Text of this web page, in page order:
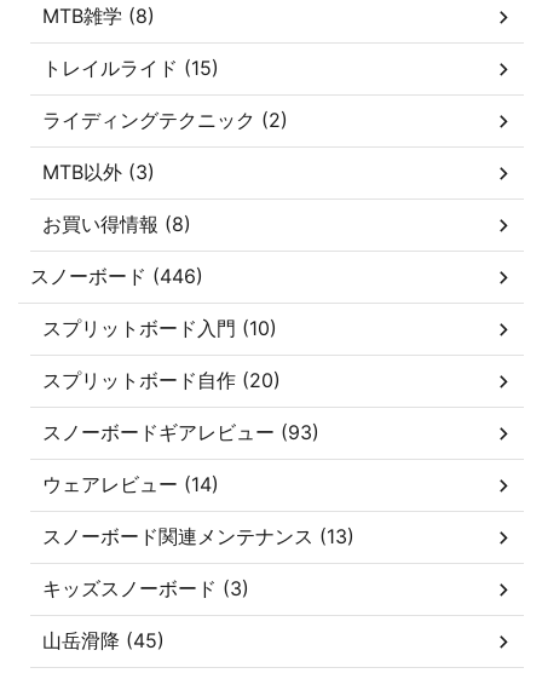
MTB雑学 (8)
トレイルライド (15)
ライディングテクニック (2)
MTB以外 (3)
お買い得情報 (8)
スノーボード (446)
スプリットボード入門 (10)
スプリットボード自作 (20)
スノーボードギアレビュー (93)
ウェアレビュー (14)
スノーボード関連メンテナンス (13)
キッズスノーボード (3)
山岳滑降 (45)